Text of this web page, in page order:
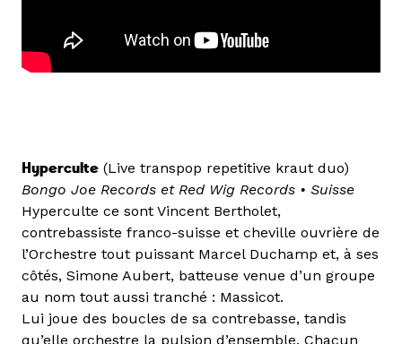
Hyperculte (Live transpop repetitive kraut duo)
Bongo Joe Records et Red Wig Records • Suisse
Hyperculte ce sont Vincent Bertholet,
contrebassiste franco-suisse et cheville ouvrière de
l’Orchestre tout puissant Marcel Duchamp et, à ses
côtés, Simone Aubert, batteuse venue d’un groupe
au nom tout aussi tranché : Massicot.
Lui joue des boucles de sa contrebasse, tandis
qu’elle orchestre la pulsion d’ensemble. Chacun